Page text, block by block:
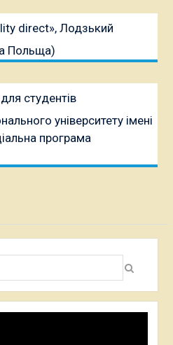
direct», Лодзький
Польща)
студентів
університету імені
програма